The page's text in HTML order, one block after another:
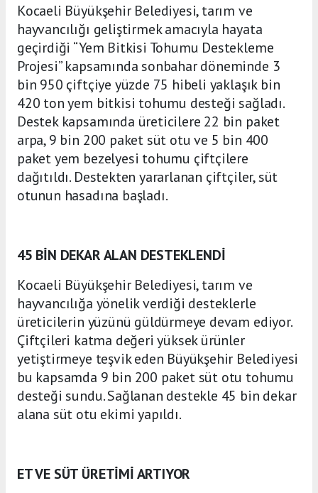
Kocaeli Büyükşehir Belediyesi, tarım ve
hayvancılığı geliştirmek amacıyla hayata
geçirdiği “Yem Bitkisi Tohumu Destekleme
Projesi” kapsamında sonbahar döneminde 3
bin 950 çiftçiye yüzde 75 hibeli yaklaşık bin
420 ton yem bitkisi tohumu desteği sağladı.
Destek kapsamında üreticilere 22 bin paket
arpa, 9 bin 200 paket süt otu ve 5 bin 400
paket yem bezelyesi tohumu çiftçilere
dağıtıldı. Destekten yararlanan çiftçiler, süt
otunun hasadına başladı.
45 BİN DEKAR ALAN DESTEKLENDİ
Kocaeli Büyükşehir Belediyesi, tarım ve
hayvancılığa yönelik verdiği desteklerle
üreticilerin yüzünü güldürmeye devam ediyor.
Çiftçileri katma değeri yüksek ürünler
yetiştirmeye teşvik eden Büyükşehir Belediyesi
bu kapsamda 9 bin 200 paket süt otu tohumu
desteği sundu. Sağlanan destekle 45 bin dekar
alana süt otu ekimi yapıldı.
ET VE SÜT ÜRETİMİ ARTIYOR